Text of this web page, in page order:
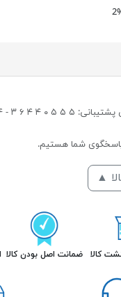
۵ ۵ ۵ ۰ ۴ ۴ ۶ ۳ - ۴ ۴ ۰
▲
ضمانت اصل بودن کالا